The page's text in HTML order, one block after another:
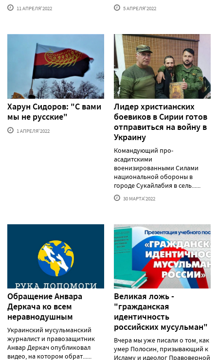
11 АПРЕЛЯ'2022 5 АПРЕЛЯ'2022
Харун Сидоров: "С вами
мы не русские"
1 АПРЕЛЯ'2022
Лидер христианских
боевиков в Сирии готов
отправиться на войну в
Украину
Командующий про-
асадитскими
военизированными Силами
национальной обороны в
городе Сукайлабия в сель......
30 МАРТА'2022
Обращение Анвара
Деркача ко всем
неравнодушным
Украинский мусульманский
журналист и правозащитник
Анвар Деркач опубликовал
видео, на котором обрат......
Великая ложь -
"гражданская
идентичность
российских мусульман"
Вчера мы уже писали о том, как
умер Полосин, призывающий к
Исламу и идеолог Правоверной